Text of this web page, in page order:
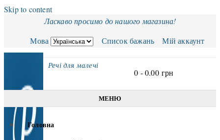
Skip to content
Ласкаво просимо до нашого магазина!
Мова
Список бажань Мій аккаунт
Речі для малечі
0 -0.00 грн
МЕНЮ
Головна